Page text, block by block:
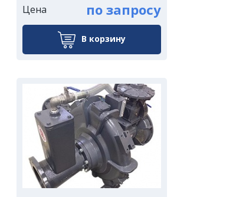
Цена по запросу
В корзину